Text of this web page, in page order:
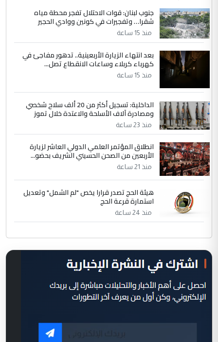
جنوب لبنان: قوات الاحتلال تفجر محطة مياه
شقرا… وتفجيرات في كونين ووادي الحجير
منذ 15 ساعة
بعد انتهاء الزيارة الأربعينية.. تدهور مفاجئ في
كهرباء كربلاء وساعات الانقطاع تصل...
منذ 15 ساعة
الداخلية: تسجيل أكثر من 20 ألف سلاح شخصي
ومصادرة آلاف الأسلحة والاعتدة خلال تموز
منذ 23 ساعة
انطلاق المؤتمر العلمي الدولي العاشر لزيارة
الأربعين من الصحن الحسيني الشريف بحضو...
منذ 21 ساعة
هيئة الحج تصدر قرارا يخص "لم الشمل" وتعديل
استمارة قرعة الحج
منذ 24 ساعة